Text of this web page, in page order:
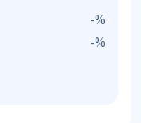
-%
-%